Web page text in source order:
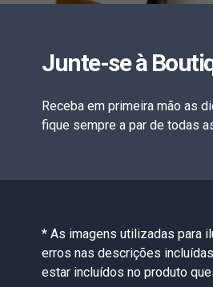
Junte-se à
Receba em primeira mão as
fique sempre a par de todas
* As imagens utilizadas para
erros nas descrições
estar incluídos no produto